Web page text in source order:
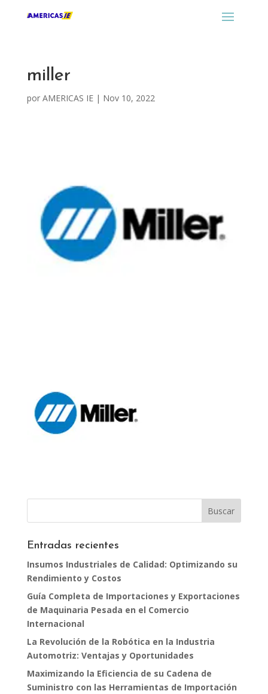
miller
por AMERICAS IE| Nov 10, 2022
Entradas recientes
Insumos Industriales de Calidad: Optimizando su
Rendimiento y Costos
Guía Completa de Importaciones y Exportaciones
de Maquinaria Pesada en el Comercio
Internacional
La Revolución de la Robótica en la Industria
Automotriz: Ventajas y Oportunidades
Maximizando la Eficiencia de su Cadena de
Suministro con las Herramientas de Importación